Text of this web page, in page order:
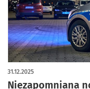
Niezapomniana
31.12.2025